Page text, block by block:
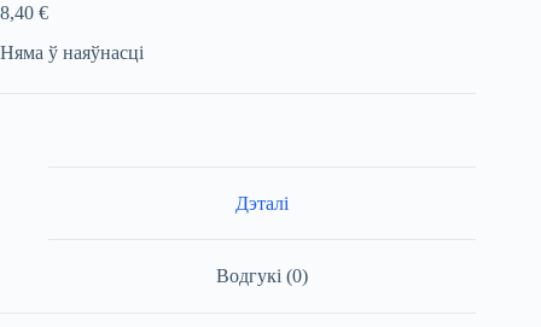
8,40 €
Няма ў наяўнасці
Дэталі
Водгукі (0)